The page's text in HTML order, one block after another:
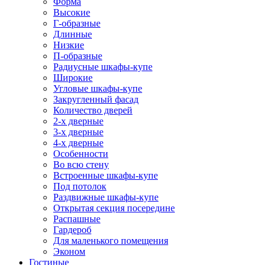
Высокие
Г-образные
Длинные
Низкие
П-образные
Радиусные шкафы-купе
Широкие
Угловые шкафы-купе
Закругленный фасад
Количество дверей
2-х дверные
3-х дверные
4-х дверные
Особенности
Во всю стену
Встроенные шкафы-купе
Под потолок
Раздвижные шкафы-купе
Открытая секция посередине
Распашные
Гардероб
Для маленького помещения
Эконом
Гостиные